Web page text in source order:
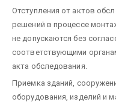
Отступления от актов
решений в процессе
не допускаются без
соответствующими
акта обследования.
Приемка зданий,
оборудования, изделий и